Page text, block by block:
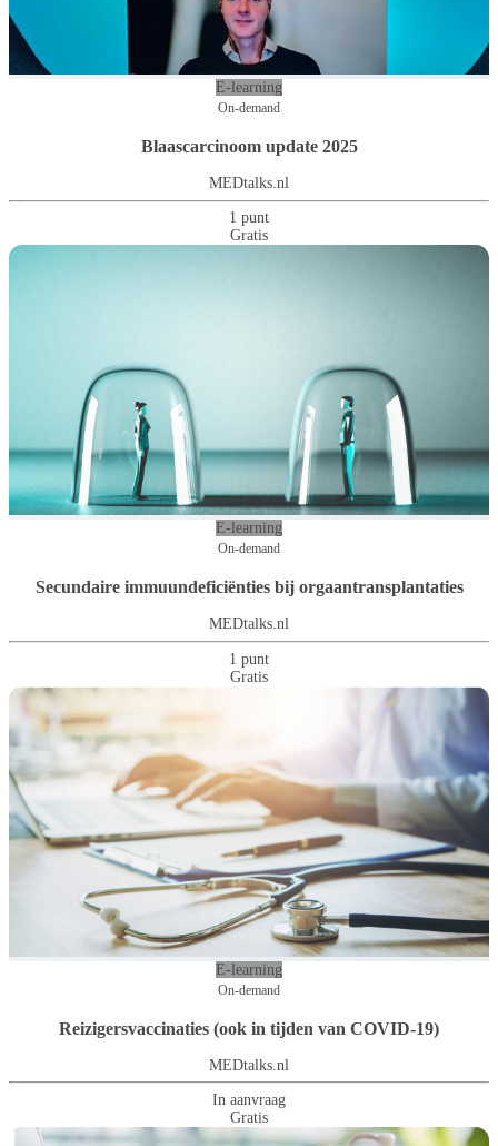
E-learning
On-demand
Blaascarcinoom update 2025
MEDtalks.nl
1 punt
Gratis
E-learning
On-demand
Secundaire immuundeficiënties bij orgaantransplantaties
MEDtalks.nl
1 punt
Gratis
E-learning
On-demand
Reizigersvaccinaties (ook in tijden van COVID-19)
MEDtalks.nl
In aanvraag
Gratis